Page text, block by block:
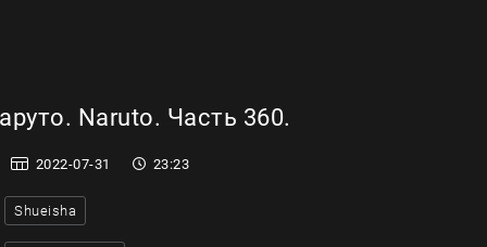
Naruto. Часть 360.
2022-07-31 23:23
Shueisha